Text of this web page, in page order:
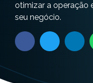
otimizar a operação
seu negócio.